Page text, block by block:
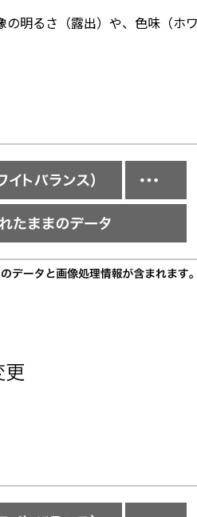
明るさ（露出）や、色味（ホ